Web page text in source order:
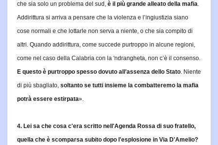
che sia solo un problema del sud, è il più grande alleato della mafia.
Addirittura si arriva a pensare che la violenza e l’ingiustizia siano
cose normali e che lottarle non serva a niente, o che sia compito di
altri. Quando addirittura, come succede purtroppo in alcune regioni,
come nel caso della Calabria con la 'ndrangheta, non c’è il consenso.
E questo è purtroppo spesso dovuto all’assenza dello Stato. Niente
di più sbagliato, soltanto se tutti insieme la combatteremo la mafia
potrà essere estirpata».
4. Lei sa che cosa c'era scritto nell'Agenda Rossa di suo fratello,
quella che è scomparsa subito dopo l'esplosione in Via D'Amelio?